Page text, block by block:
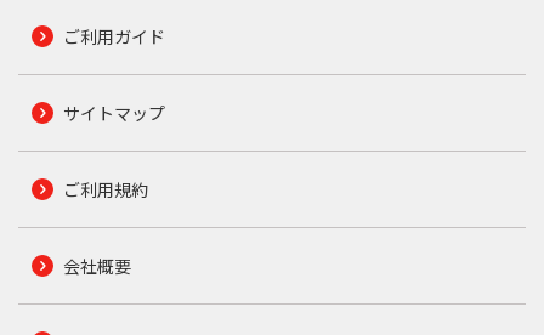
ご利用ガイド
サイトマップ
ご利用規約
会社概要